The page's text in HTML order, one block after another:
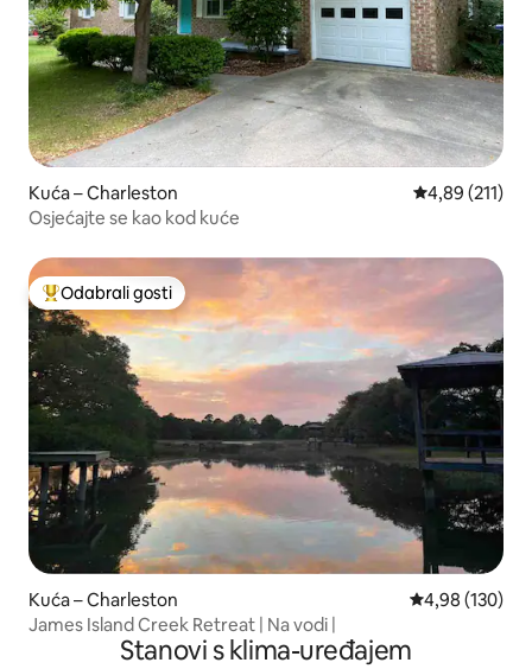
Kuća – Charleston Prosječna
4,89 (211)
Osjećajte se kao kod kuće
Među najviše rangiranima s oznakom „Odabrali gosti”
Odabrali gosti
Kuća – Charleston Prosječna
4,98 (130)
James Island Creek Retreat | Na vodi |
Stanovi s klima-uređajem